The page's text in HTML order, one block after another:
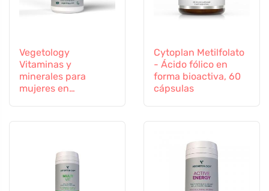
Vegetology
Vitaminas y
minerales para
mujeres en
Cytoplan Metilfolato
- Ácido fólico en
forma bioactiva, 60
cápsulas